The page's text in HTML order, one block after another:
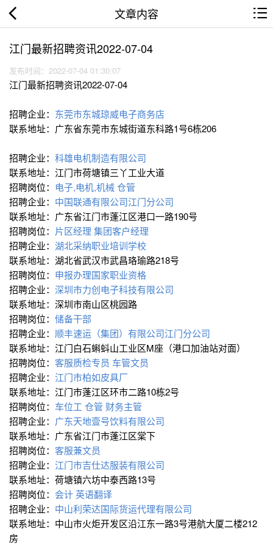
文章内容
江门最新招聘资讯2022-07-04
发布时间：2022-07-04 01:30:07
江门最新招聘资讯2022-07-04
招聘企业： 东莞市东城琼威电子商务店
联系地址：广东省东莞市东城街道东科路1号6栋206
招聘企业： 科雄电机制造有限公司
联系地址：江门市荷塘镇三丫工业大道
招聘岗位： 电子,电机,机械仓管
招聘企业： 中国联通有限公司江门分公司
联系地址：广东省江门市蓬江区港口一路190号
招聘岗位： 片区经理 集团客户经理
招聘企业： 湖北采纳职业培训学校
联系地址：湖北省武汉市武昌珞瑜路218号
招聘岗位： 申报办理国家职业资格
招聘企业： 深圳市力创电子科技有限公司
联系地址：深圳市南山区桃园路
招聘岗位： 储备干部
招聘企业： 顺丰速运（集团）有限公司江门分公司
联系地址：江门白石蝌蚪山工业区M座（港口加油站对面）
招聘岗位： 客服质检专员 车管文员
招聘企业： 江门市柏如皮具厂
联系地址：江门市蓬江区环市二路10栋2号
招聘岗位： 车位工 仓管 财务主管
招聘企业： 广东天地壹号饮料有限公司
联系地址：广东省江门市蓬江区棠下
招聘岗位： 客服兼文员
招聘企业： 江门市吉仕达服装有限公司
联系地址：荷塘镇六坊中泰西路13号
招聘岗位： 会计英语翻译
招聘企业： 中山利荣达国际货运代理有限公司
联系地址：中山市火炬开发区沿江东一路3号港航大厦二楼212
房